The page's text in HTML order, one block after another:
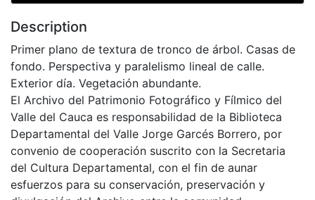
Description
Primer plano de textura de tronco de árbol. Casas de
fondo. Perspectiva y paralelismo lineal de calle.
Exterior día. Vegetación abundante.
El Archivo del Patrimonio Fotográfico y Fílmico del
Valle del Cauca es responsabilidad de la Biblioteca
Departamental del Valle Jorge Garcés Borrero, por
convenio de cooperación suscrito con la Secretaria
del Cultura Departamental, con el fin de aunar
esfuerzos para su conservación, preservación y